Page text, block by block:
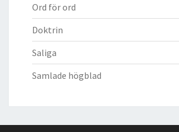
Ord för ord
Doktrin
Saliga
Samlade högblad